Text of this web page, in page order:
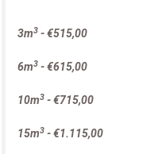
3m3 -€515,00
6m3 -€615,00
10m3 -€715,00
15m3 -€1.115,00